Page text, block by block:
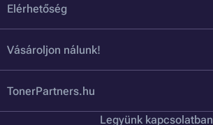
Elérhetőség
Vásároljon nálunk!
TonerPartners.hu
Legyünk kapcsolatban